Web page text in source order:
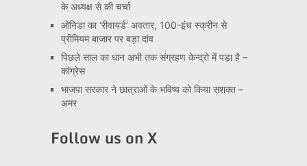
के अध्यक्ष से की चर्चा
ओनिडा का ‘रीवायर्ड’ अवतार, 100-इंच स्क्रीन से
प्रीमियम बाजार पर बड़ा दांव
पिछले साल का धान अभी तक संग्रहण केन्द्रो में पड़ा है –
कांग्रेस
भाजपा सरकार ने छात्राओं के भविष्य को किया सशक्त –
अमर
Follow us on X